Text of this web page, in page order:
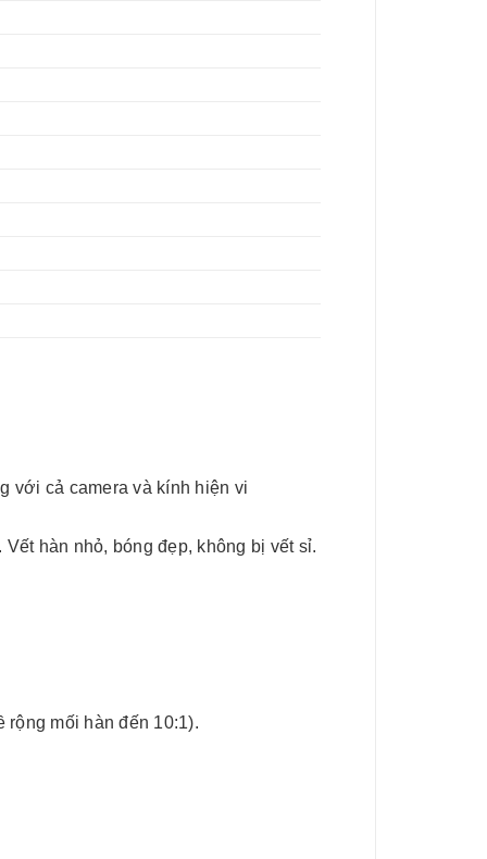
với cả camera và kính hiện vi
hàn nhỏ, bóng đẹp, không bị vết sỉ.
mối hàn đến 10:1).